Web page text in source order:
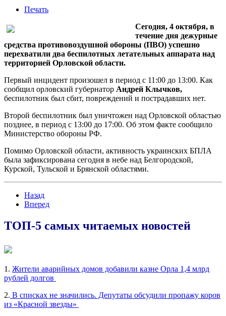
Печать
Сегодня, 4 октября, в
течение дня дежурные
средства противовоздушной обороны (ПВО) успешно
перехватили два беспилотных летательных аппарата над
территорией Орловской области.
Первый инцидент произошел в период с 11:00 до 13:00. Как
сообщил орловский губернатор Андрей Клычков,
беспилотник был сбит, повреждений и пострадавших нет.
Второй беспилотник был уничтожен над Орловской областью
позднее, в период с 13:00 до 17:00. Об этом факте сообщило
Министерство обороны РФ.
Помимо Орловской области, активность украинских БПЛА
была зафиксирована сегодня в небе над Белгородской,
Курской, Тульской и Брянской областями.
Назад
Вперед
ТОП-5 самых читаемых новостей
1. Жители аварийных домов добавили казне Орла 1,4 млрд
рублей долгов
2. В списках не значились. Депутаты обсудили пропажу коров
из «Красной звезды»